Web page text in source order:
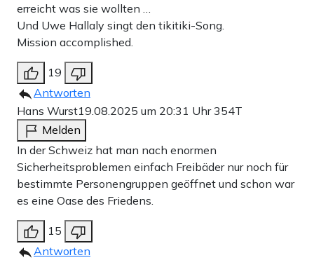
erreicht was sie wollten …
Und Uwe Hallaly singt den tikitiki-Song.
Mission accomplished.
19
Antworten
Hans Wurst19.08.2025 um 20:31 Uhr354T
Melden
In der Schweiz hat man nach enormen
Sicherheitsproblemen einfach Freibäder nur noch für
bestimmte Personengruppen geöffnet und schon war
es eine Oase des Friedens.
15
Antworten